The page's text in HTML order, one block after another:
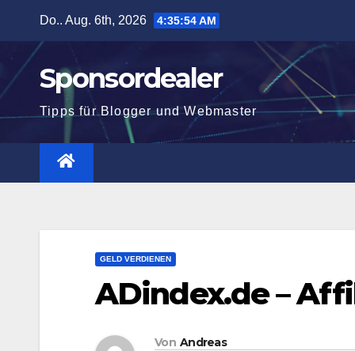
springen
Do.. Aug. 6th, 2026 4:35:55 AM
Sponsordealer
Tipps für Blogger und Webmaster
GELD VERDIENEN
ADindex.de –
Von Andreas